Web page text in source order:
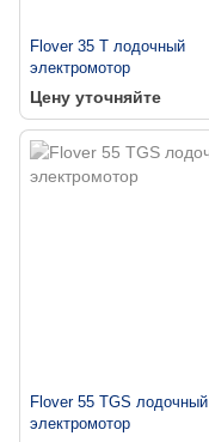
Flover 35 T лодочный
электромотор
Цену уточняйте
Flover 55 TGS лодочный
электромотор